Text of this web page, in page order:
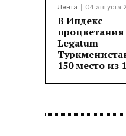
Лента 04 августа
В Индекс
процветания
Legatum
150 место из